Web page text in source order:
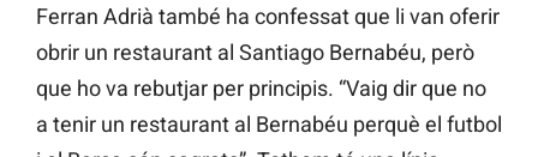
Ferran Adrià també ha confessat que li van oferir
obrir un restaurant al Santiago Bernabéu, però
que ho va rebutjar per principis. “Vaig dir que no
a tenir un restaurant al Bernabéu perquè el futbol